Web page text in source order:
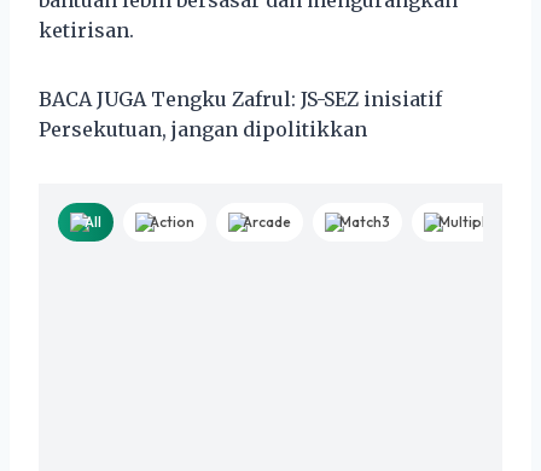
ketirisan.
BACA JUGA Tengku Zafrul: JS-SEZ inisiatif
Persekutuan, jangan dipolitikkan